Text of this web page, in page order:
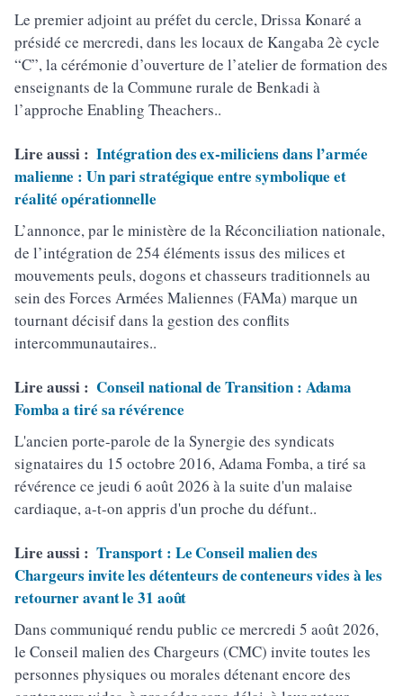
Le premier adjoint au préfet du cercle, Drissa Konaré a
présidé ce mercredi, dans les locaux de Kangaba 2è cycle
“C”, la cérémonie d’ouverture de l’atelier de formation des
enseignants de la Commune rurale de Benkadi à
l’approche Enabling Theachers..
Lire aussi : Intégration des ex-miliciens dans l’armée
malienne : Un pari stratégique entre symbolique et
réalité opérationnelle
L’annonce, par le ministère de la Réconciliation nationale,
de l’intégration de 254 éléments issus des milices et
mouvements peuls, dogons et chasseurs traditionnels au
sein des Forces Armées Maliennes (FAMa) marque un
tournant décisif dans la gestion des conflits
intercommunautaires..
Lire aussi : Conseil national de Transition : Adama
Fomba a tiré sa révérence
L'ancien porte-parole de la Synergie des syndicats
signataires du 15 octobre 2016, Adama Fomba, a tiré sa
révérence ce jeudi 6 août 2026 à la suite d'un malaise
cardiaque, a-t-on appris d'un proche du défunt..
Lire aussi : Transport : Le Conseil malien des
Chargeurs invite les détenteurs de conteneurs vides à les
retourner avant le 31 août
Dans communiqué rendu public ce mercredi 5 août 2026,
le Conseil malien des Chargeurs (CMC) invite toutes les
personnes physiques ou morales détenant encore des